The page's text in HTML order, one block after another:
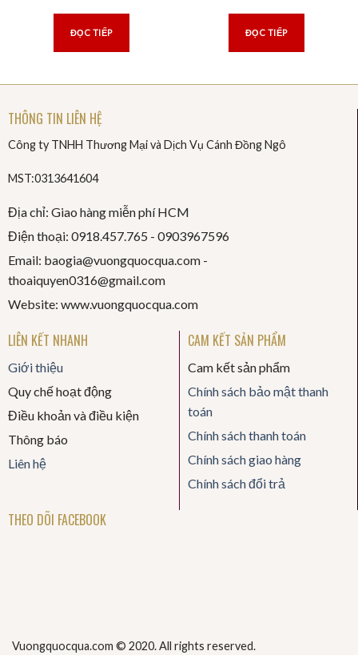
ĐỌC TIẾP ĐỌC TIẾP
THÔNG TIN LIÊN HỆ
Công ty TNHH Thương Mại và Dịch Vụ Cánh Đồng Ngô
MST:0313641604
Địa chỉ: Giao hàng miễn phí HCM
Điện thoại: 0918.457.765 - 0903967596
Email: baogia@vuongquocqua.com -
thoaiquyen0316@gmail.com
Website: www.vuongquocqua.com
LIÊN KẾT NHANH
Giới thiệu
Quy chế hoạt động
Điều khoản và điều kiện
Thông báo
Liên hệ
CAM KẾT SẢN PHẨM
Cam kết sản phẩm
Chính sách bảo mật thanh
toán
Chính sách thanh toán
Chính sách giao hàng
Chính sách đổi trả
THEO DÕI FACEBOOK
Vuongquocqua.com © 2020. All rights reserved.